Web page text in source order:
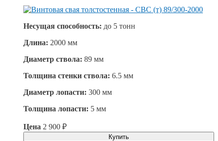
Несущая способность: до 5 тонн
Длина: 2000 мм
Диаметр ствола: 89 мм
Толщина стенки ствола: 6.5 мм
Диаметр лопасти: 300 мм
Толщина лопасти: 5 мм
Цена 2 900 ₽
Купить